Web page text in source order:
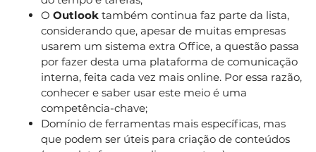
O Outlook também continua faz parte da lista,
considerando que, apesar de muitas empresas
usarem um sistema extra Office, a questão passa
por fazer desta uma plataforma de comunicação
interna, feita cada vez mais online. Por essa razão,
conhecer e saber usar este meio é uma
competência-chave;
Domínio de ferramentas mais específicas, mas
que podem ser úteis para criação de conteúdos